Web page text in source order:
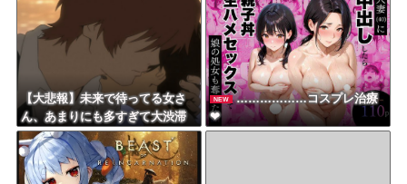
【大悲報】未来で待ってる女さ
ん、あまりにも多すぎて大渋滞
にｗｗｗｗｗ
NEW
………………コスプレ治療
❤